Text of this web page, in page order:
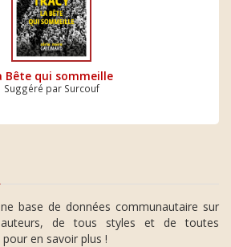
Bête qui sommeille
Suggéré par Surcouf
base de données communautaire sur
de tous styles et de toutes
pour en savoir plus !